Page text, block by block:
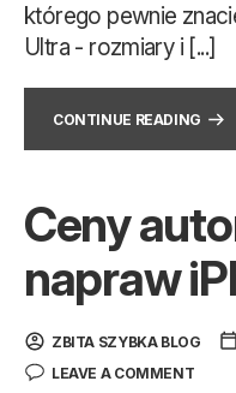
którego pewnie
Ultra - rozmiary i [...]
CONTINUE READING
Ceny
napraw
ZBITA SZYBKA BLOG
LEAVE A COMMENT